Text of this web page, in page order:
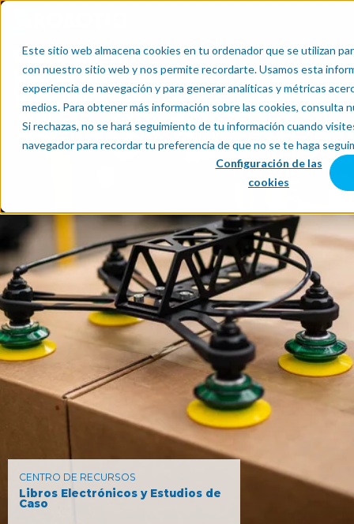
Este sitio web almacena cookies en tu ordenador que se utilizan
con nuestro sitio web y nos permite recordarte. Usamos esta
experiencia de navegación y para generar analíticas y métricas
medios. Para obtener más información sobre las cookies, consulta
Si rechazas, no se hará seguimiento de tu información cuando
navegador para recordar tu preferencia de que no se te haga
Configuración de las
cookies
CENTRO DE RECURSOS
Libros Electrónicos y Estudios de
Caso